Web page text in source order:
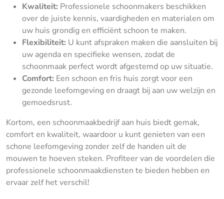
Kwaliteit: Professionele schoonmakers beschikken
over de juiste kennis, vaardigheden en materialen om
uw huis grondig en efficiënt schoon te maken.
Flexibiliteit: U kunt afspraken maken die aansluiten bij
uw agenda en specifieke wensen, zodat de
schoonmaak perfect wordt afgestemd op uw situatie.
Comfort: Een schoon en fris huis zorgt voor een
gezonde leefomgeving en draagt bij aan uw welzijn en
gemoedsrust.
Kortom, een schoonmaakbedrijf aan huis biedt gemak,
comfort en kwaliteit, waardoor u kunt genieten van een
schone leefomgeving zonder zelf de handen uit de
mouwen te hoeven steken. Profiteer van de voordelen die
professionele schoonmaakdiensten te bieden hebben en
ervaar zelf het verschil!